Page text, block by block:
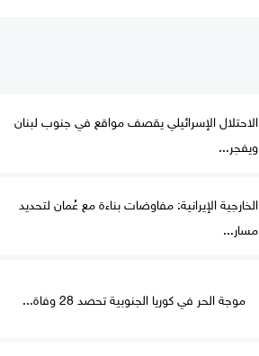
الاحتلال الإسرائيلي يقصف مواقع في جنوب لبنان
ويفجر...
الخارجية الإيرانية: مفاوضات بناءة مع عُمان لتحديد
مسار...
موجة الحر في كوريا الجنوبية تحصد 28 وفاة...